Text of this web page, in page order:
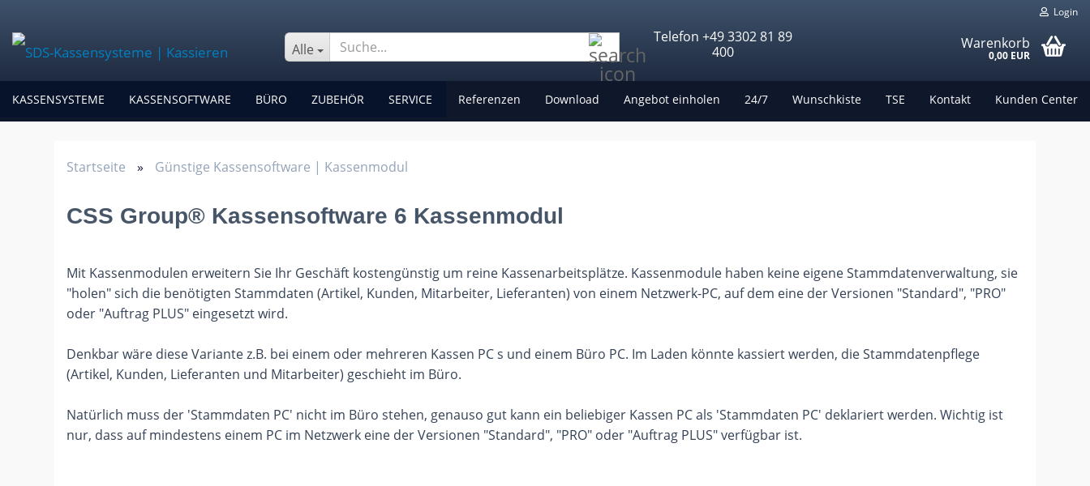
Login
Alle Suche...Telefon +49 3302 81 89
400
Warenkorb
0,00 EUR
KASSENSYSTEME KASSENSOFTWARE BÜRO ZUBEHÖR SERVICE Referenzen Download Angebot einholen 24/7 Wunschkiste TSE Kontakt Kunden Center
Startseite » Günstige Kassensoftware | Kassenmodul
CSS Group® Kassensoftware 6 Kassenmodul
Mit Kassenmodulen erweitern Sie Ihr Geschäft kostengünstig um reine Kassenarbeitsplätze. Kassenmodule haben keine eigene Stammdatenverwaltung, sie
"holen" sich die benötigten Stammdaten (Artikel, Kunden, Mitarbeiter, Lieferanten) von einem Netzwerk-PC, auf dem eine der Versionen "Standard", "PRO"
oder "Auftrag PLUS" eingesetzt wird.
Denkbar wäre diese Variante z.B. bei einem oder mehreren Kassen PC s und einem Büro PC. Im Laden könnte kassiert werden, die Stammdatenpflege
(Artikel, Kunden, Lieferanten und Mitarbeiter) geschieht im Büro.
Natürlich muss der 'Stammdaten PC' nicht im Büro stehen, genauso gut kann ein beliebiger Kassen PC als 'Stammdaten PC' deklariert werden. Wichtig ist
nur, dass auf mindestens einem PC im Netzwerk eine der Versionen "Standard", "PRO" oder "Auftrag PLUS" verfügbar ist.